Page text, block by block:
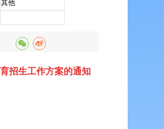
其他
招生工作方案的通知